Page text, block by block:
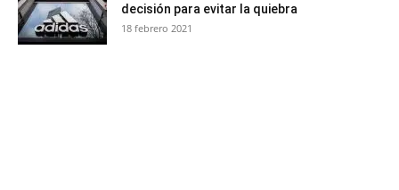
decisión para evitar la quiebra
18 febrero 2021